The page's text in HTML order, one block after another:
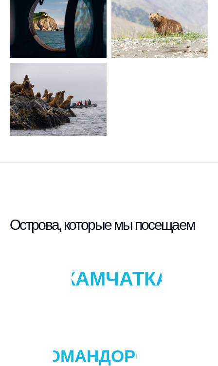
Острова, которые мы посещаем
КАМЧАТКА
КОМАНДОРЫ